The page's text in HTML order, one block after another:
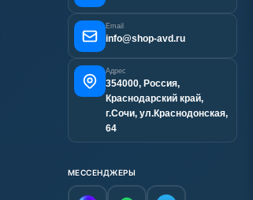
Email
info@shop-avd.ru
Адрес
354000, Россия,
Краснодарский край,
г.Сочи, ул.Краснодонская,
64
МЕССЕНДЖЕРЫ